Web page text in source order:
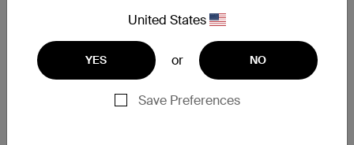
United States
YES or NO
Save Preferences